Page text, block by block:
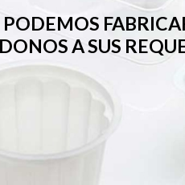
A SUS